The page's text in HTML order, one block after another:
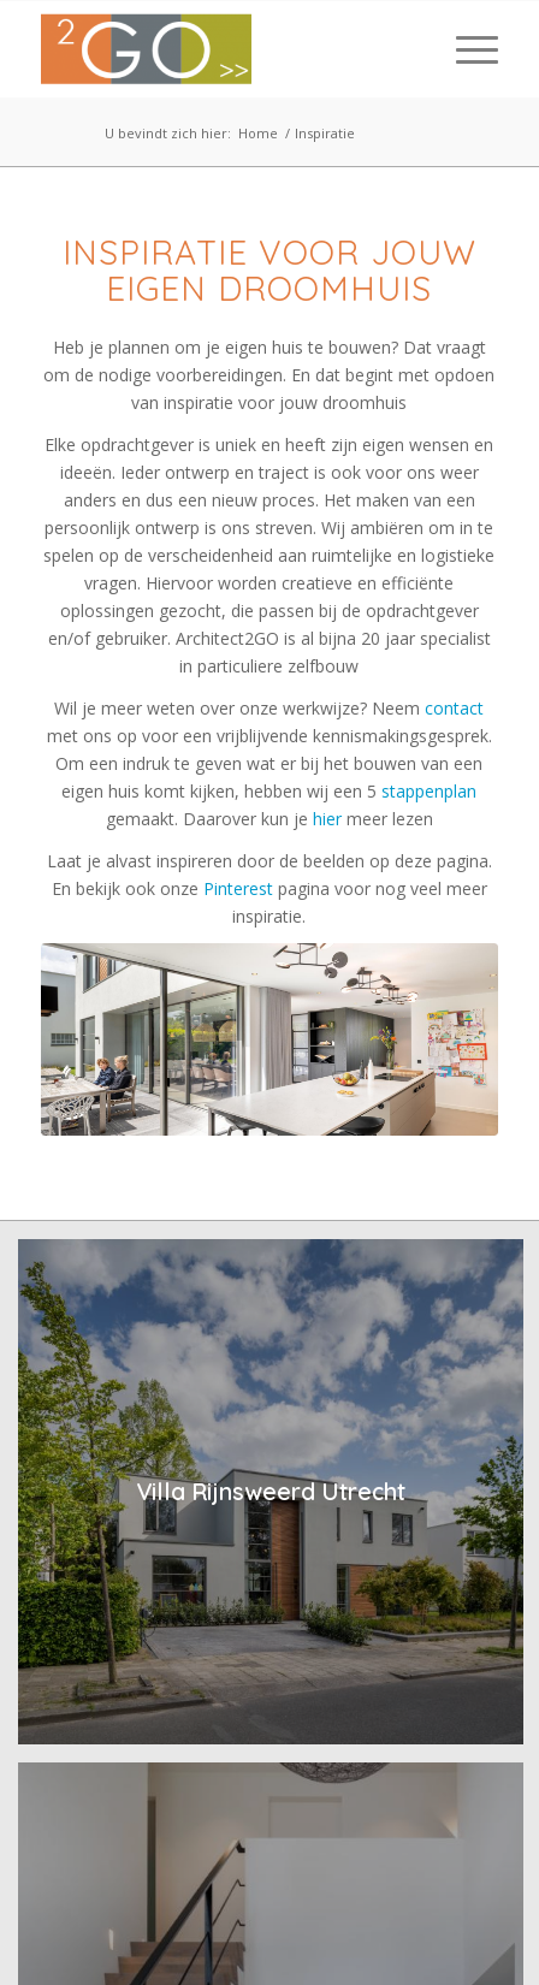
U bevindt zich hier: Home / Inspiratie
INSPIRATIE VOOR JOUW
EIGEN DROOMHUIS
Heb je plannen om je eigen huis te bouwen? Dat vraagt
om de nodige voorbereidingen. En dat begint met opdoen
van inspiratie voor jouw droomhuis
Elke opdrachtgever is uniek en heeft zijn eigen wensen en
ideeën. Ieder ontwerp en traject is ook voor ons weer
anders en dus een nieuw proces. Het maken van een
persoonlijk ontwerp is ons streven. Wij ambiëren om in te
spelen op de verscheidenheid aan ruimtelijke en logistieke
vragen. Hiervoor worden creatieve en efficiënte
oplossingen gezocht, die passen bij de opdrachtgever
en/of gebruiker. Architect2GO is al bijna 20 jaar specialist
in particuliere zelfbouw
Wil je meer weten over onze werkwijze? Neemcontact
met ons op voor een vrijblijvende kennismakingsgesprek.
Om een indruk te geven wat er bij het bouwen van een
eigen huis komt kijken, hebben wij een 5stappenplan
gemaakt. Daarover kun je hiermeer lezen
Laat je alvast inspireren door de beelden op deze pagina.
En bekijk ook onze Pinterestpagina voor nog veel meer
inspiratie.
Villa Rijnsweerd Utrecht